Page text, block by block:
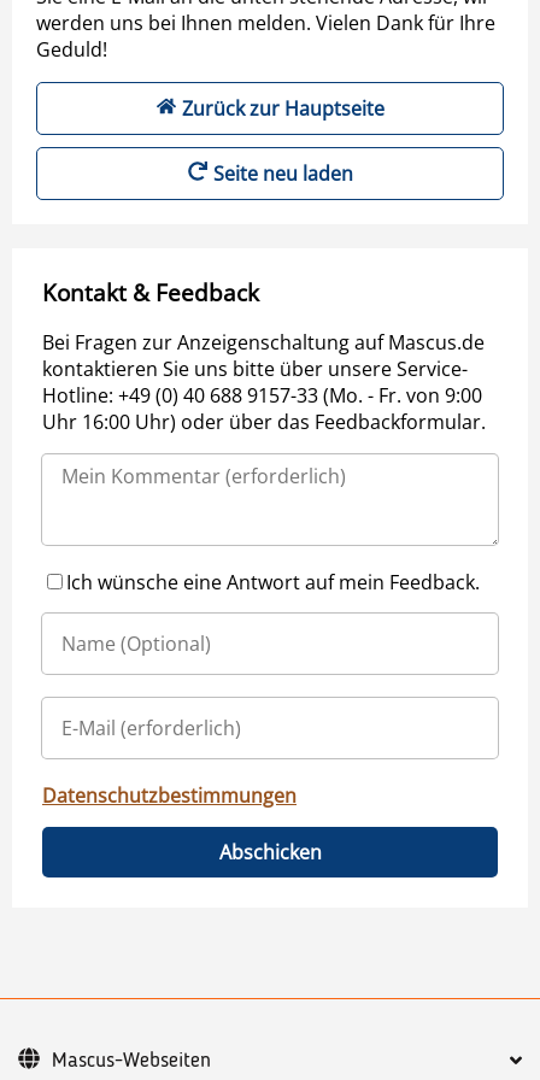
werden uns bei Ihnen melden. Vielen Dank für Ihre
Geduld!
Zurück zur Hauptseite
Seite neu laden
Kontakt & Feedback
Bei Fragen zur Anzeigenschaltung auf Mascus.de
kontaktieren Sie uns bitte über unsere Service-
Hotline: +49 (0) 40 688 9157-33 (Mo. - Fr. von 9:00
Uhr 16:00 Uhr) oder über das Feedbackformular.
Ich wünsche eine Antwort auf mein Feedback.
Datenschutzbestimmungen
Abschicken
Mascus-Webseiten